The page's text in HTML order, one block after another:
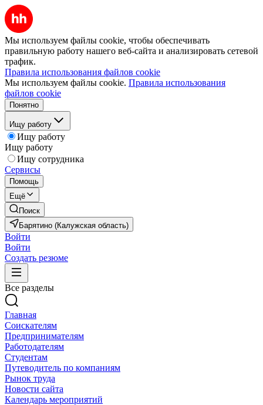
Мы используем файлы cookie, чтобы обеспечивать
правильную работу нашего веб-сайта и анализировать сетевой
трафик.
Правила использования файлов cookie
Мы используем файлы cookie. Правила использования
файлов cookie
Понятно
Ищу работу
Ищу работу
Ищу работу
Ищу сотрудника
Сервисы
Помощь
Ещё
Поиск
Барятино (Калужская область)
Войти
Войти
Создать резюме
Все разделы
Главная
Соискателям
Предпринимателям
Работодателям
Студентам
Путеводитель по компаниям
Рынок труда
Новости сайта
Календарь мероприятий